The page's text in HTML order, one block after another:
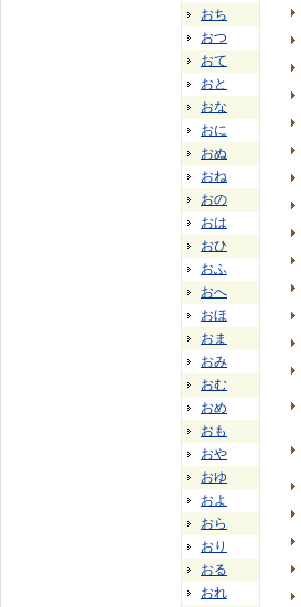
おち
おつ
おて
おと
おな
おに
おぬ
おね
おの
おは
おひ
おふ
おへ
おほ
おま
おみ
おむ
おめ
おも
おや
おゆ
およ
おら
おり
おる
おれ